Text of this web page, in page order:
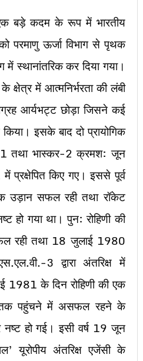
बड़े कदम के रूप में भारतीय
परमाणु ऊर्जा विभाग से पृथक
में स्थानांतरिक कर दिया गया।
में आत्मनिर्भरता की लंबी
आर्यभट्ट छोड़ा जिसने कई
इसके बाद दो प्रायोगिक
1 तथा भास्कर-2 क्रमश: जून
किए गए। इससे पूर्व
उड़ान सफल रही तथा रॉकेट
हो गया था। पुन: रोहिणी की
रही तथा 18 जुलाई 1980
3 द्वारा अंतरिक्ष में
1981 के दिन रोहिणी की एक
तक पहुंचने में असफल रहने के
हो गई। इसी वर्ष 19 जून
यूरोपीय अंतरिक्ष एजेंसी के